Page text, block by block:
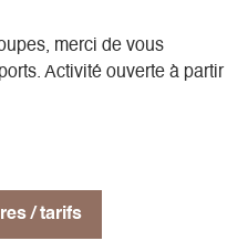
merci de vous
Activité ouverte à partir
/ tarifs